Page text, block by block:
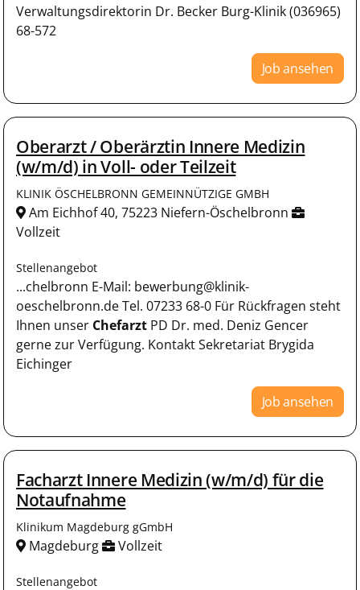
Verwaltungsdirektorin Dr. Becker Burg-Klinik (036965)
68-572
Job ansehen
Oberarzt / Oberärztin Innere Medizin
(w/m/d) in Voll- oder Teilzeit
KLINIK ÖSCHELBRONN GEMEINNÜTZIGE GMBH
Am Eichhof 40, 75223 Niefern-Öschelbronn
Vollzeit
Stellenangebot
...chelbronn E-Mail: bewerbung@klinik-
oeschelbronn.de Tel. 07233 68-0 Für Rückfragen steht
Ihnen unser Chefarzt PD Dr. med. Deniz Gencer
gerne zur Verfügung. Kontakt Sekretariat Brygida
Eichinger
Job ansehen
Facharzt Innere Medizin (w/m/d) für die
Notaufnahme
Klinikum Magdeburg gGmbH
Magdeburg Vollzeit
Stellenangebot